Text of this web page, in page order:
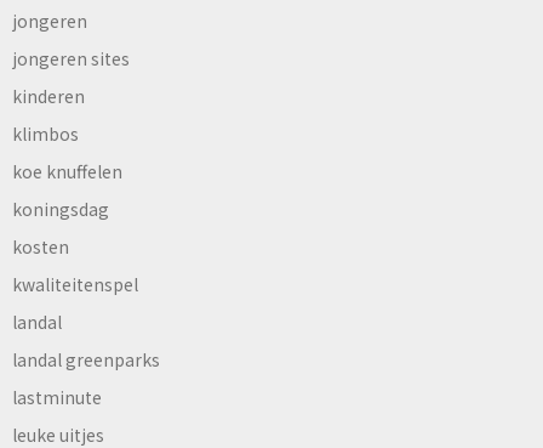
jongeren
jongeren sites
kinderen
klimbos
koe knuffelen
koningsdag
kosten
kwaliteitenspel
landal
landal greenparks
lastminute
leuke uitjes